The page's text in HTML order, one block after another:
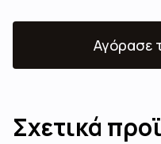
Αγόρασε
Σχετικά